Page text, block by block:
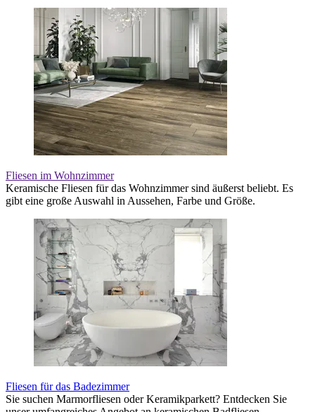
Fliesen im Wohnzimmer
Keramische Fliesen für das Wohnzimmer sind äußerst beliebt. Es
gibt eine große Auswahl in Aussehen, Farbe und Größe.
Fliesen für das Badezimmer
Sie suchen Marmorfliesen oder Keramikparkett? Entdecken Sie